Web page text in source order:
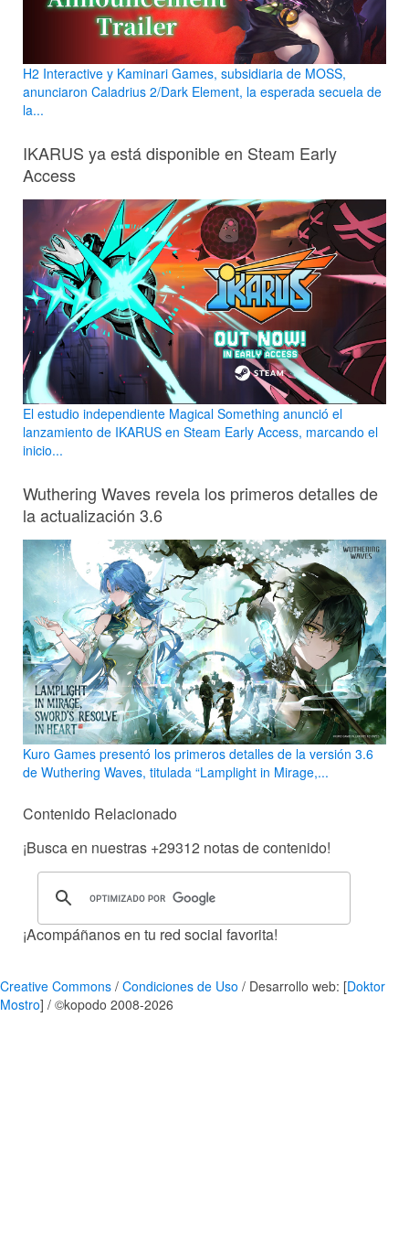
H2 Interactive y Kaminari Games, subsidiaria de MOSS,
anunciaron Caladrius 2/Dark Element, la esperada secuela de
la...
IKARUS ya está disponible en Steam Early
Access
El estudio independiente Magical Something anunció el
lanzamiento de IKARUS en Steam Early Access, marcando el
inicio...
Wuthering Waves revela los primeros detalles de
la actualización 3.6
Kuro Games presentó los primeros detalles de la versión 3.6
de Wuthering Waves, titulada “Lamplight in Mirage,...
Contenido Relacionado
¡Busca en nuestras +29312 notas de contenido!
¡Acompáñanos en tu red social favorita!
Creative Commons / Condiciones de Uso / Desarrollo web: [Doktor
Mostro] / ©kopodo 2008-2026